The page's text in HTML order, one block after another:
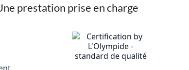
prestation prise en charge